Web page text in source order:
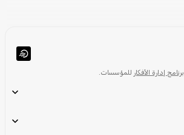
برنامج إدارة الأفكار للمؤسسات.